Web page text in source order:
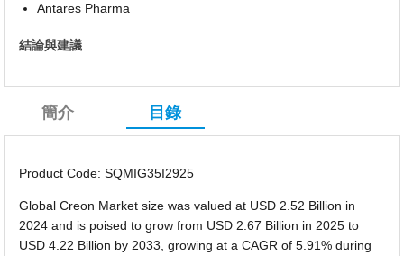
Antares Pharma
結論與建議
簡介 目錄
Product Code: SQMIG35I2925
Global Creon Market size was valued at USD 2.52 Billion in
2024 and is poised to grow from USD 2.67 Billion in 2025 to
USD 4.22 Billion by 2033, growing at a CAGR of 5.91% during